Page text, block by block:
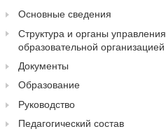
Основные сведения
Структура и органы управления
образовательной организацией
Документы
Образование
Руководство
Педагогический состав